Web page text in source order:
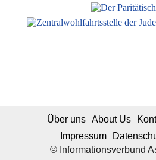
© Informationsverbund
Über uns About Us
Impressum